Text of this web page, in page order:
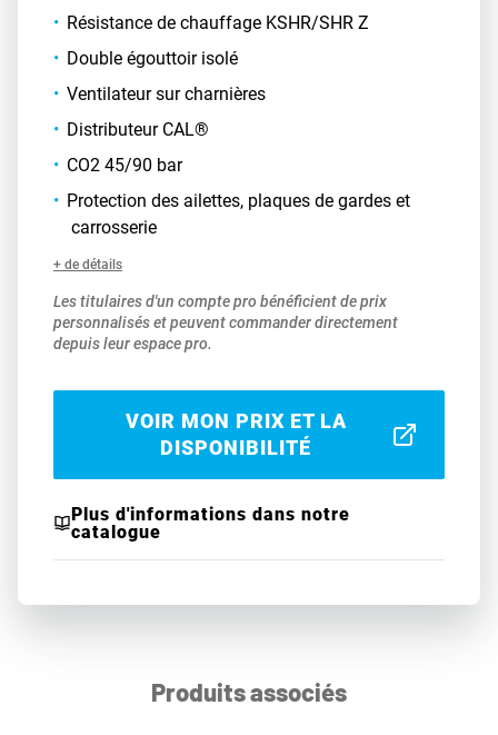
Résistance de chauffage KSHR/SHR Z
Double égouttoir isolé
Ventilateur sur charnières
Distributeur CAL®
CO2 45/90 bar
Protection des ailettes, plaques de gardes et
carrosserie
+ de détails
Les titulaires d'un compte pro bénéficient de prix
personnalisés et peuvent commander directement
depuis leur espace pro.
VOIR MON PRIX ET LA
DISPONIBILITÉ
Plus d'informations dans notre
catalogue
Produits associés